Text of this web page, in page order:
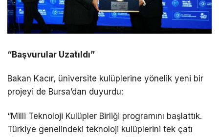
“Başvurular Uzatıldı”
Bakan Kacır, üniversite kulüplerine yönelik yeni bir
projeyi de Bursa’dan duyurdu:
“Milli Teknoloji Kulüpler Birliği programını başlattık.
Türkiye genelindeki teknoloji kulüplerini tek çatı